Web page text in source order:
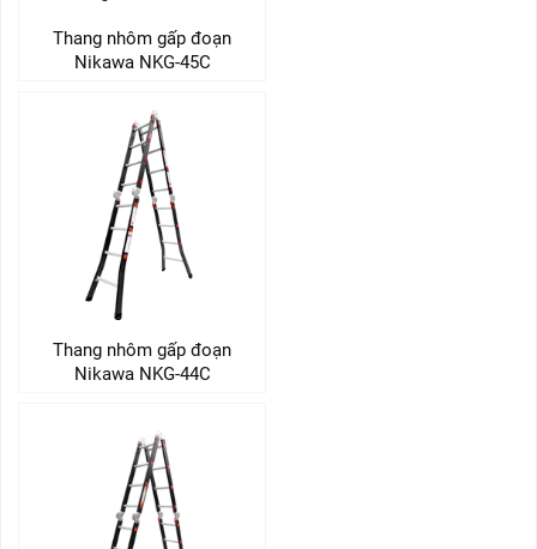
Thang nhôm gấp đoạn
Nikawa NKG-45C
Thang nhôm gấp đoạn
Nikawa NKG-44C